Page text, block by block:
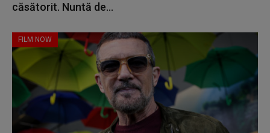
căsătorit. Nuntă de...
FILM NOW